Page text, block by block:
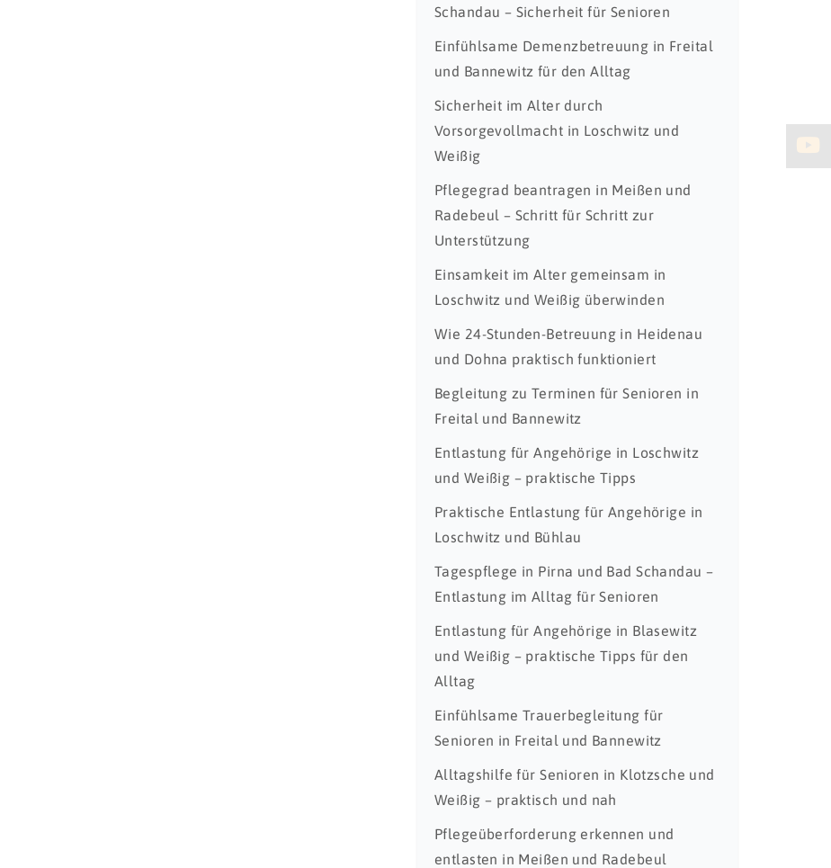
Schandau – Sicherheit für Senioren
Einfühlsame Demenzbetreuung in Freital
und Bannewitz für den Alltag
Sicherheit im Alter durch
Vorsorgevollmacht in Loschwitz und
Weißig
Pflegegrad beantragen in Meißen und
Radebeul – Schritt für Schritt zur
Unterstützung
Einsamkeit im Alter gemeinsam in
Loschwitz und Weißig überwinden
Wie 24-Stunden-Betreuung in Heidenau
und Dohna praktisch funktioniert
Begleitung zu Terminen für Senioren in
Freital und Bannewitz
Entlastung für Angehörige in Loschwitz
und Weißig – praktische Tipps
Praktische Entlastung für Angehörige in
Loschwitz und Bühlau
Tagespflege in Pirna und Bad Schandau –
Entlastung im Alltag für Senioren
Entlastung für Angehörige in Blasewitz
und Weißig – praktische Tipps für den
Alltag
Einfühlsame Trauerbegleitung für
Senioren in Freital und Bannewitz
Alltagshilfe für Senioren in Klotzsche und
Weißig – praktisch und nah
Pflegeüberforderung erkennen und
entlasten in Meißen und Radebeul